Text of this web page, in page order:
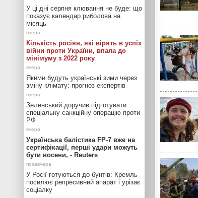
У ці дні серпня клювання не буде: що
показує календар риболова на
місяць
Кількість росіян, які вірять в успіх
війни проти України, впала до
мінімуму з 2022 року
Якими будуть українські зими через
зміну клімату: прогноз експертів
Зеленський доручив підготувати
спеціальну санкційну операцію проти
РФ
Українська балістика FP-7 вже на
сертифікації, перші удари можуть
бути восени, - Reuters
У Росії готуються до бунтів: Кремль
посилює репресивний апарат і урізає
соціалку